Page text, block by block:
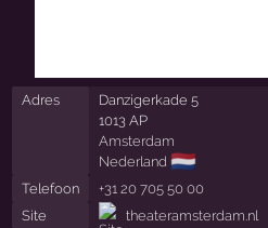
Adres
Danzigerkade 5
1013 AP
Amsterdam
Nederland 🇳🇱
Telefoon
+31 20 705 50 00
Site
theateramsterdam.nl